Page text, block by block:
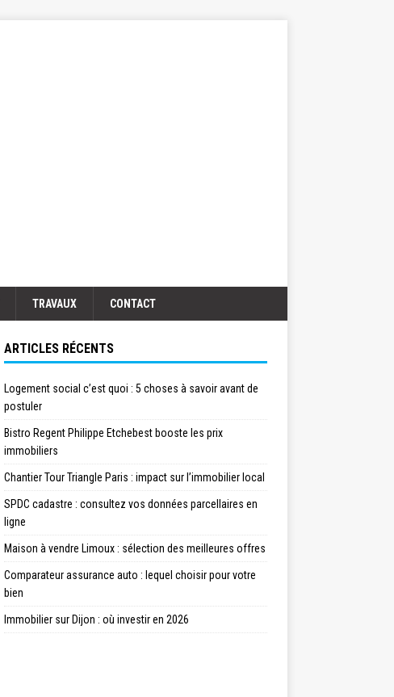
TRAVAUX CONTACT
ARTICLES RÉCENTS
Logement social c’est quoi : 5 choses à savoir avant de
postuler
Bistro Regent Philippe Etchebest booste les prix
immobiliers
Chantier Tour Triangle Paris : impact sur l’immobilier local
SPDC cadastre : consultez vos données parcellaires en
ligne
Maison à vendre Limoux : sélection des meilleures offres
Comparateur assurance auto : lequel choisir pour votre
bien
Immobilier sur Dijon : où investir en 2026